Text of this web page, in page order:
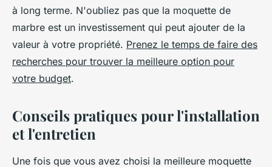
à long terme. N'oubliez pas que la moquette de
marbre est un investissement qui peut ajouter de la
valeur à votre propriété. Prenez le temps de faire des
recherches pour trouver la meilleure option pour
votre budget.
Conseils pratiques pour l'installation
et l'entretien
Une fois que vous avez choisi la meilleure moquette